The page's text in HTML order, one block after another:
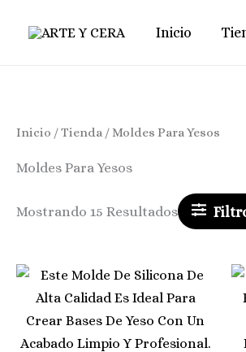
Inicio
Inicio /Tienda / Moldes Para Yesos
Moldes Para Yesos
Mostrando 15 Resultados